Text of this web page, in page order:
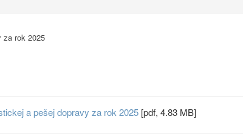
za rok 2025
a pešej dopravy za rok 2025 [pdf, 4.83 MB]